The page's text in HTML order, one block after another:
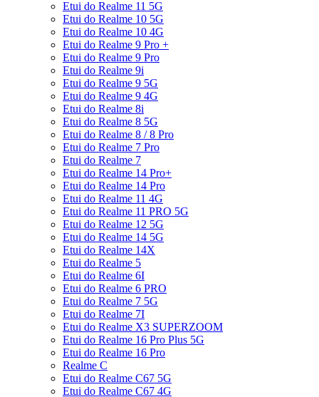
Etui do Realme 11 5G
Etui do Realme 10 5G
Etui do Realme 10 4G
Etui do Realme 9 Pro +
Etui do Realme 9 Pro
Etui do Realme 9i
Etui do Realme 9 5G
Etui do Realme 9 4G
Etui do Realme 8i
Etui do Realme 8 5G
Etui do Realme 8 / 8 Pro
Etui do Realme 7 Pro
Etui do Realme 7
Etui do Realme 14 Pro+
Etui do Realme 14 Pro
Etui do Realme 11 4G
Etui do Realme 11 PRO 5G
Etui do Realme 12 5G
Etui do Realme 14 5G
Etui do Realme 14X
Etui do Realme 5
Etui do Realme 6I
Etui do Realme 6 PRO
Etui do Realme 7 5G
Etui do Realme 7I
Etui do Realme X3 SUPERZOOM
Etui do Realme 16 Pro Plus 5G
Etui do Realme 16 Pro
Realme C
Etui do Realme C67 5G
Etui do Realme C67 4G